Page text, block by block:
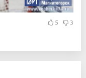
5 3